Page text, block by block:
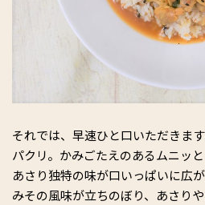
それでは、早速ひと口いただきま
パクリ。かみごたえのあるムニッ
あさり独特の味が口いっぱいに広
みその風味が立ちのぼり、あさり